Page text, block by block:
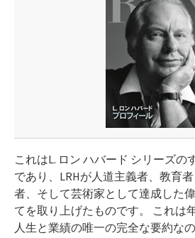
これはL. ロン ハバード シリーズの
であり、LRHが人道主義者、教育
者、そして芸術家として達成した
てを取り上げたものです。 これは
人生と業績の唯一の完全な要約なの